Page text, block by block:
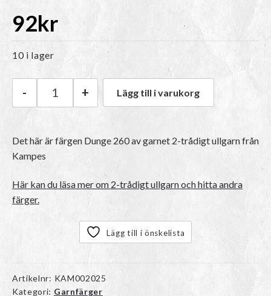
92kr
10 i lager
Kampes 2-trådigt ullgarn | 260 Dunge mängd
- + Lägg till i varukorg
Det här är färgen Dunge 260av garnet 2-trådigt ullgarnfrån
Kampes
Här kan du läsa mer om 2-trådigt ullgarn och hitta andra
färger.
Lägg till i önskelista
Artikelnr: KAM002025
Kategori: Garnfärger